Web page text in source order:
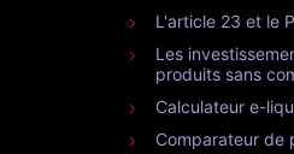
L'article 23 et le
Les
produits sans
Calculateur e-
Comparateur de